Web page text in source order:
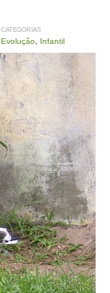
CATEGORIAS
Evolução Infantil